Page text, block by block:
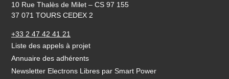
10 Rue Thalès de Milet – CS 97 155
37 071 TOURS CEDEX 2
+33 2 47 42 41 21
Liste des appels à projet
Annuaire des adhérents
Newsletter Electrons Libres par Smart Power